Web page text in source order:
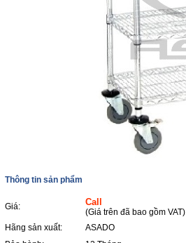
Thông tin sản phẩm
Giá: Call
(Giá trên đã bao gồm VAT)
Hãng sản xuất:
ASADO